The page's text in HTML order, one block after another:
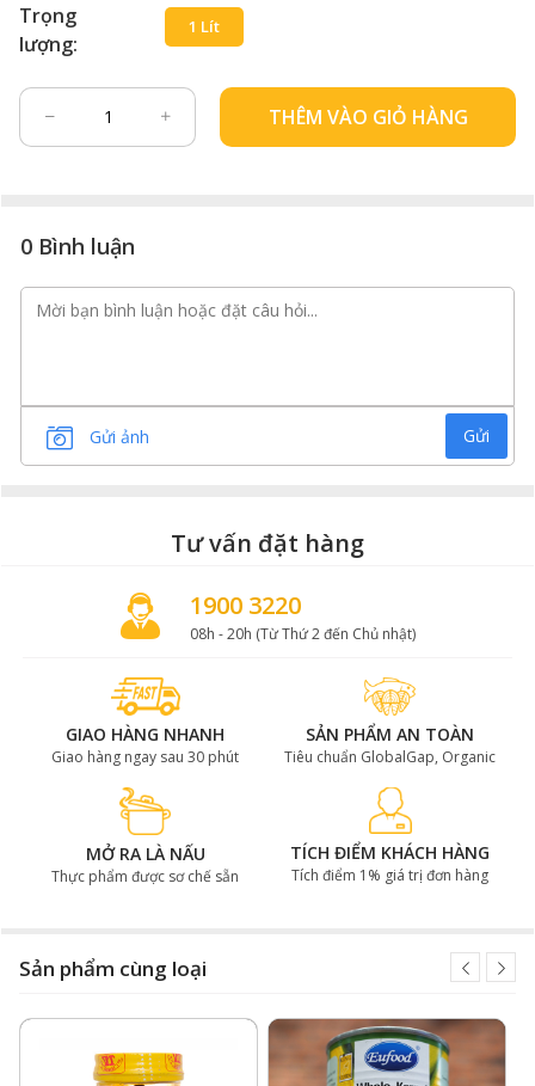
Trọng
lượng:
1 Lít
THÊM VÀO GIỎ HÀNG
0 Bình luận
Gửi ảnh Gửi
Tư vấn đặt hàng
1900 3220
08h - 20h (Từ Thứ 2 đến Chủ nhật)
GIAO HÀNG NHANH
Giao hàng ngay sau 30 phút
SẢN PHẨM AN TOÀN
Tiêu chuẩn GlobalGap, Organic
MỞ RA LÀ NẤU
Thực phẩm được sơ chế sẵn
TÍCH ĐIỂM KHÁCH HÀNG
Tích điểm 1% giá trị đơn hàng
Sản phẩm cùng loại